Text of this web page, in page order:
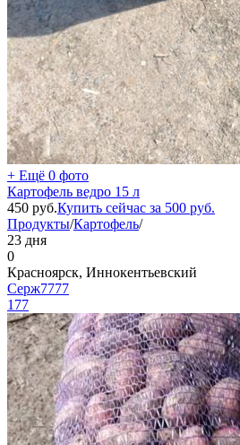
+ Ещё 0 фото
Картофель ведро 15 л
450 руб.Купить сейчас за 500 руб.
Продукты/Картофель/
23 дня
0
Красноярск, Иннокентьевский
Серж7777
177